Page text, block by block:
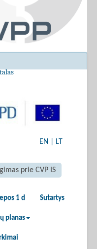
EN LT
prie CVP IS
1 d Sutartys
planas